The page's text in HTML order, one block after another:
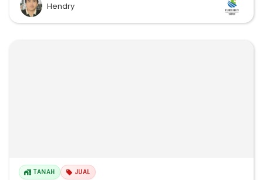
Hendry
TANAH JUAL